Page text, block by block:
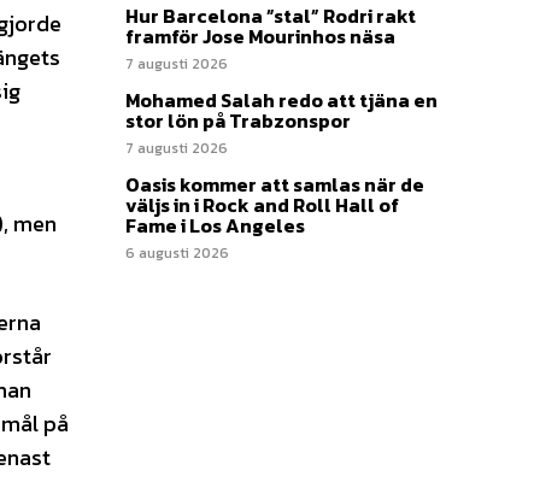
men
på
Hur Barcelona ”stal” Rodri rakt
framför Jose Mourinhos näsa
7 augusti 2026
Mohamed Salah redo att tjäna en
stor lön på Trabzonspor
7 augusti 2026
Oasis kommer att samlas när de
väljs in i Rock and Roll Hall of
Fame i Los Angeles
6 augusti 2026